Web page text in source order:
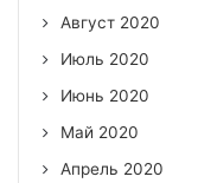
Август 2020
Июль 2020
Июнь 2020
Май 2020
Апрель 2020